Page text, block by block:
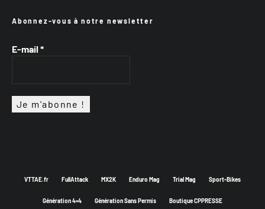
Abonnez-vous à notre newsletter
E-mail *
VTTAE.fr FullAttack MX2K Enduro Mag Trial Mag Sport-Bikes
Génération 4×4 Génération Sans Permis Boutique CPPRESSE